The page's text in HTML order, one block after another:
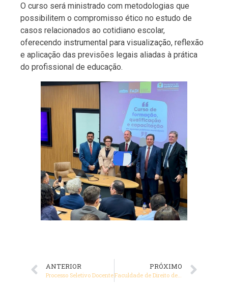
O curso será ministrado com metodologias que
possibilitem o compromisso ético no estudo de
casos relacionados ao cotidiano escolar,
oferecendo instrumental para visualização, reflexão
e aplicação das previsões legais aliadas à prática
do profissional de educação.
ANTERIOR
Processo Seletivo Docente
PRÓXIMO
Faculdade de Direito de Sorocaba e Universidade Autónoma de Lisboa, firmam parceria de Cooperação Acadêmica